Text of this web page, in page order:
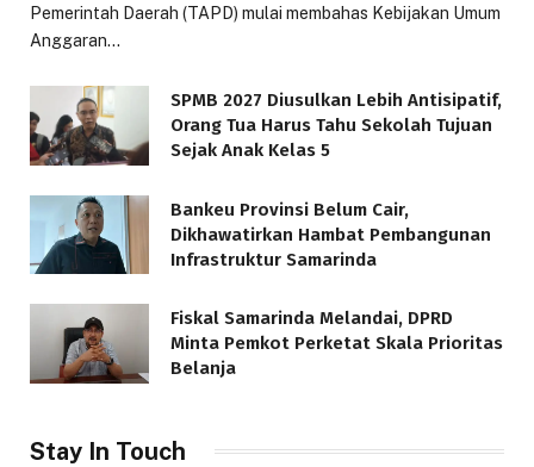
Pemerintah Daerah (TAPD) mulai membahas Kebijakan Umum
Anggaran…
SPMB 2027 Diusulkan Lebih Antisipatif,
Orang Tua Harus Tahu Sekolah Tujuan
Sejak Anak Kelas 5
Bankeu Provinsi Belum Cair,
Dikhawatirkan Hambat Pembangunan
Infrastruktur Samarinda
Fiskal Samarinda Melandai, DPRD
Minta Pemkot Perketat Skala Prioritas
Belanja
Stay In Touch